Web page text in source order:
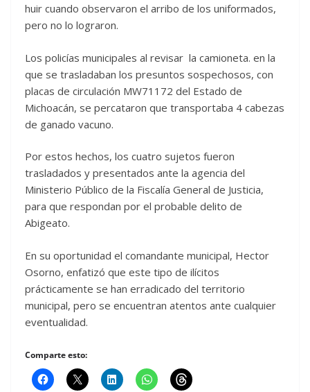
huir cuando observaron el arribo de los uniformados,
pero no lo lograron.
Los policías municipales al revisar la camioneta. en la
que se trasladaban los presuntos sospechosos, con
placas de circulación MW71172 del Estado de
Michoacán, se percataron que transportaba 4 cabezas
de ganado vacuno.
Por estos hechos, los cuatro sujetos fueron
trasladados y presentados ante la agencia del
Ministerio Público de la Fiscalía General de Justicia,
para que respondan por el probable delito de
Abigeato.
En su oportunidad el comandante municipal, Hector
Osorno, enfatizó que este tipo de ilícitos
prácticamente se han erradicado del territorio
municipal, pero se encuentran atentos ante cualquier
eventualidad.
Comparte esto: